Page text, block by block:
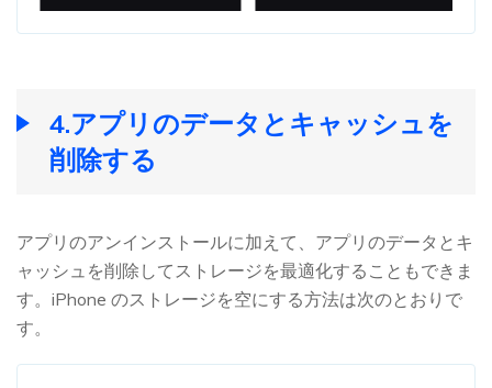
4.アプリのデータとキャッシュを
削除する
アプリのアンインストールに加えて、アプリのデータとキ
ャッシュを削除してストレージを最適化することもできま
す。iPhone のストレージを空にする方法は次のとおりで
す。